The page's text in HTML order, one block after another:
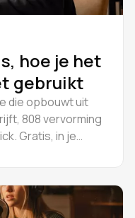
hoe je het
gebruikt
die opbouwt uit
808 vervorming
Gratis, in je